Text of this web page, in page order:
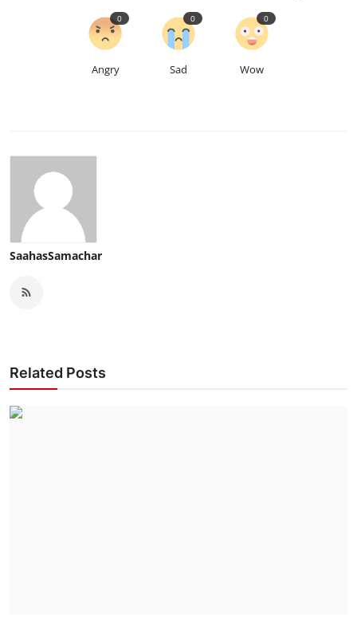
Angry
0
Sad
0
Wow
0
SaahasSamachar
Related Posts